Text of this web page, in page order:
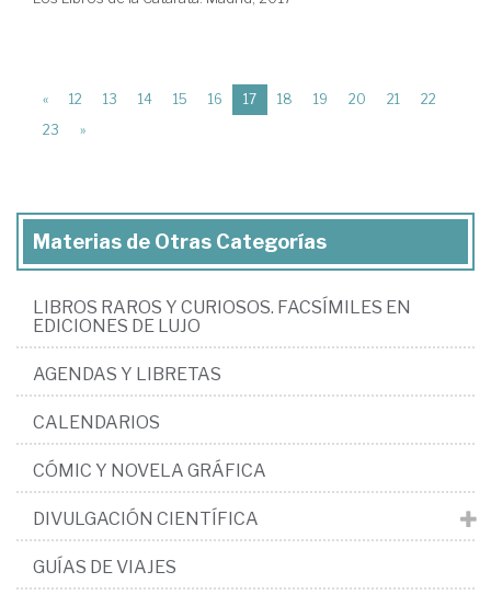
« 12 13 14 15 16 17(current)
18 19 20 21
22
23
»
Materias de Otras Categorías
LIBROS RAROS Y CURIOSOS. FACSÍMILES EN
EDICIONES DE LUJO
AGENDAS Y LIBRETAS
CALENDARIOS
CÓMIC Y NOVELA GRÁFICA
DIVULGACIÓN CIENTÍFICA
GUÍAS DE VIAJES